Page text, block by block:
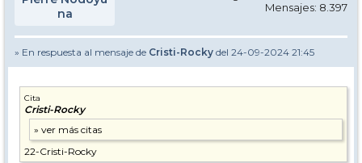
na
Mensajes: 8.397
» En respuesta al mensaje de Cristi-Rocky del 24-09-2024 21:45
Cita
Cristi-Rocky
22-Cristi-Rocky